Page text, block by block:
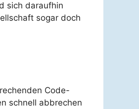
sich daraufhin
sogar doch
Code-
schnell abbrechen